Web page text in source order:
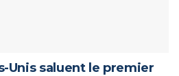
Unis saluent le premier